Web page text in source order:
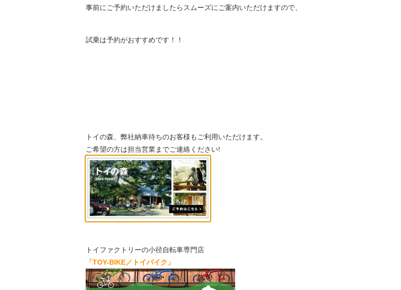
事前にご予約いただけましたらスムーズにご案内いただけますので、
試乗は予約がおすすめです！！
トイの森、弊社納車待ちのお客様もご利用いただけます。
ご希望の方は担当営業までご連絡ください!
トイファクトリーの小径自転車専門店
「TOY-BIKE／トイバイク」